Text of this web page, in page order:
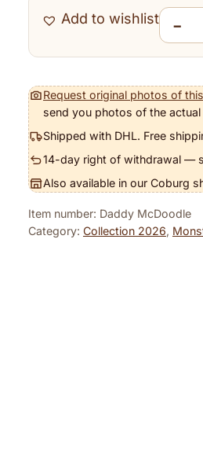
Add to wishlist −
Daddy
Request original photos of
send you photos of the actual
Shipped with DHL. Free
14-day right of withdrawal —
Also available in our Coburg
Item number: Daddy McDoodle
Category: Collection 2026,